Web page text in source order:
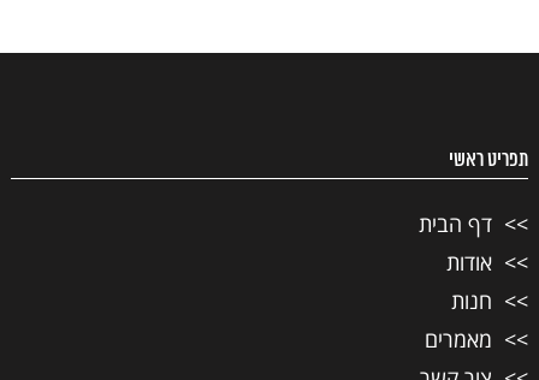
תפריט ראשי
דף הבית
אודות
חנות
מאמרים